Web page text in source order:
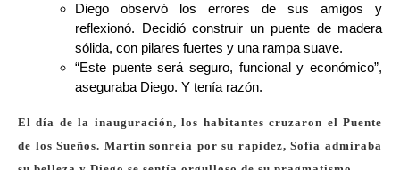
Diego observó los errores de sus amigos y
reflexionó. Decidió construir un puente de madera
sólida, con pilares fuertes y una rampa suave.
“Este puente será seguro, funcional y económico”,
aseguraba Diego. Y tenía razón.
El día de la inauguración, los habitantes cruzaron el Puente
de los Sueños. Martín sonreía por su rapidez, Sofía admiraba